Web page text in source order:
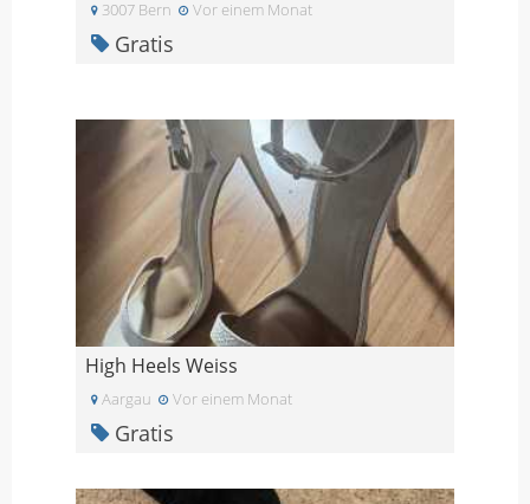
3007 Bern Vor einem Monat
Gratis
High Heels Weiss
Aargau Vor einem Monat
Gratis